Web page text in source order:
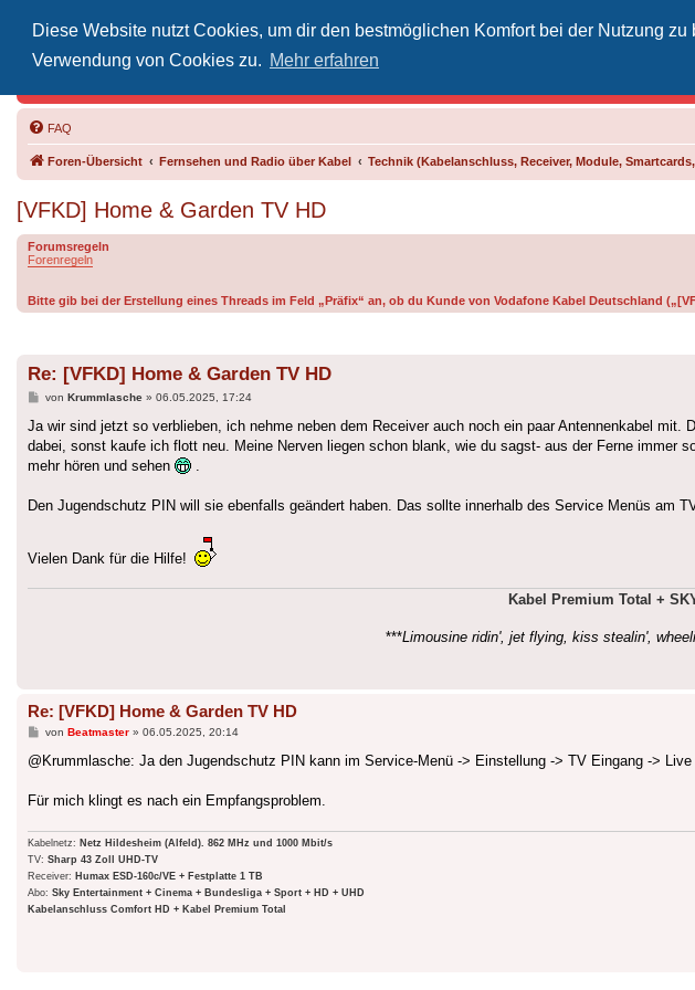
Diese Website nutzt Cookies, um dir den bestmöglichen Komfort bei der Nutzung
Verwendung von Cookies zu. Mehr erfahren
FAQ
Foren-Übersicht Fernsehen und Radio über Kabel Technik (Kabelanschluss, Receiver, Module,
[VFKD] Home & Garden TV HD
Forumsregeln
Forenregeln
Bitte gib bei der Erstellung eines Threads im Feld „Präfix“ an, ob du Kunde von Vodafone Kabel Deutschland
Re: [VFKD] Home & Garden TV HD
Beitrag
von Krummlasche» 06.05.2025, 17:24
Ja wir sind jetzt so verblieben, ich nehme neben dem Receiver auch noch ein paar Antennenkabel
dabei, sonst kaufe ich flott neu. Meine Nerven liegen schon blank, wie du sagst- aus der Ferne immer
mehr hören und sehen
Den Jugendschutz PIN will sie ebenfalls geändert haben. Das sollte innerhalb des Service Menüs am
Vielen Dank für die Hilfe!
Kabel Premium Total +
***Limousine ridin', jet flying, kiss stealin',
Re: [VFKD] Home & Garden TV HD
Beitrag
von Beatmaster» 06.05.2025, 20:14
@Krummlasche: Ja den Jugendschutz PIN kann im Service-Menü -> Einstellung -> TV Eingang ->
Für mich klingt es nach ein Empfangsproblem.
Kabelnetz: Netz Hildesheim (Alfeld). 862 MHz und 1000 Mbit/s
TV: Sharp 43 Zoll UHD-TV
Receiver: Humax ESD-160c/VE + Festplatte 1 TB
Abo: Sky Entertainment + Cinema + Bundesliga + Sport + HD + UHD
Kabelanschluss Comfort HD + Kabel Premium Total